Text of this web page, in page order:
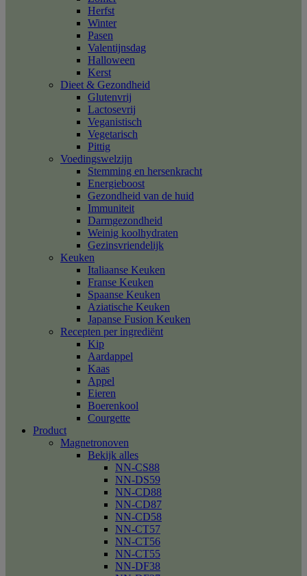
Herfst
Winter
Pasen
Valentijnsdag
Halloween
Kerst
Dieet & Gezondheid
Glutenvrij
Lactosevrij
Veganistisch
Vegetarisch
Pittig
Voedingswelzijn
Stemming en hersenkracht
Energieboost
Gezondheid van de huid
Immuniteit
Darmgezondheid
Weinig koolhydraten
Gezinsvriendelijk
Keuken
Italiaanse Keuken
Franse Keuken
Spaanse Keuken
Aziatische Keuken
Japanse Fusion Keuken
Recepten per ingrediënt
Kip
Aardappel
Kaas
Appel
Eieren
Boerenkool
Courgette
Product
Magnetronoven
Bekijk alles
NN-CS88
NN-DS59
NN-CD88
NN-CD87
NN-CD58
NN-CT57
NN-CT56
NN-CT55
NN-DF38